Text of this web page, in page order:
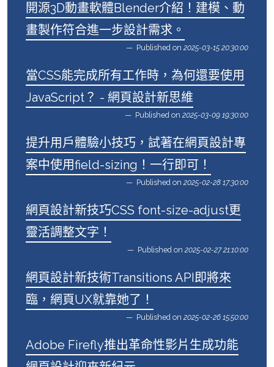
開源3D動畫軟體Blender介紹！建模、動
畫製作符合進一步設計需求。
Published on 2025-03-15 20:30:00
當CSS能完成所有工作時，為何還要使用
JavaScript？ - 網頁設計新思維
Published on 2025-03-09 19:30:00
提升用戶體驗小技巧，試著在網頁設計專
案中使用field-sizing！一行即可！
Published on 2025-02-28 17:30:00
網頁設計新技巧CSS font-size-adjust更
靈活調整文字！
Published on 2025-02-27 21:10:00
網頁設計新技術Transitions API即將來
臨，網頁UX就靠她了！
Published on 2025-02-26 15:50:00
Adobe Firefly推出革命性影片生成功能